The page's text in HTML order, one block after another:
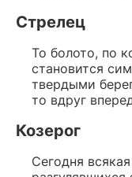
Стрелец
То болото, по
становится
твердыми
то вдруг
Козерог
Сегодня